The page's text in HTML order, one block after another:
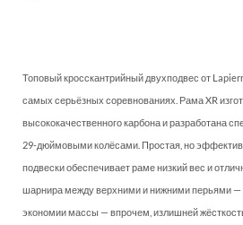
Топовый кросскантрийный двухподвес от
самых серьёзных соревнованиях. Рама XR
высококачественного карбона и разработана
29-дюймовыми колёсами. Простая, но
подвески обеспечивает раме низкий вес и
шарнира между верхними и нижними перьями —
экономии массы — впрочем, излишней